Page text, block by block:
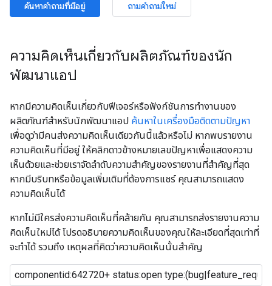
ค้นหาคำถามที่มีอยู่ ถามคำถามใหม่
ความคิดเห็นเกี่ยวกับผลิตภัณฑ์ของนัก
พัฒนาแอป
หากมีความคิดเห็นเกี่ยวกับฟีเจอร์หรือฟังก์ชันการทำงานของ
ผลิตภัณฑ์สำหรับนักพัฒนาแอป ค้นหาในเครื่องมือติดตามปัญหา
เพื่อดูว่ามีคนส่งความคิดเห็นเดียวกันนี้แล้วหรือไม่ หากพบรายงาน
ความคิดเห็นที่มีอยู่ ให้คลิกดาวข้างหมายเลขปัญหาเพื่อแสดงความ
เห็นด้วยและช่วยเราจัดลำดับความสำคัญของรายงานที่สำคัญที่สุด
หากมีบริบทหรือข้อมูลเพิ่มเติมที่ต้องการแชร์ คุณสามารถแสดง
ความคิดเห็นได้
หากไม่มีใครส่งความคิดเห็นที่คล้ายกัน คุณสามารถส่งรายงานความ
คิดเห็นใหม่ได้ โปรดอธิบายความคิดเห็นของคุณให้ละเอียดที่สุดเท่าที่
จะทำได้ รวมถึง เหตุผลที่คิดว่าความคิดเห็นนั้นสำคัญ